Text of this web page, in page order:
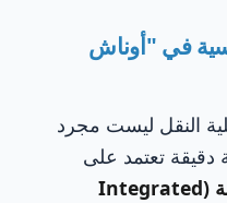
في "أوناش
النقل ليست مجرد
تعتمد على
الأنظمة الهيدروليكية المتكاملة (Integrated